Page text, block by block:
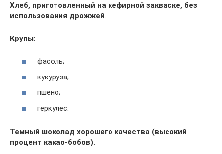
Хлеб, приготовленный на кефирной закваске, без
использования дрожжей.
Крупы:
фасоль;
кукуруза;
пшено;
геркулес.
Темный шоколад хорошего качества (высокий
процент какао-бобов).